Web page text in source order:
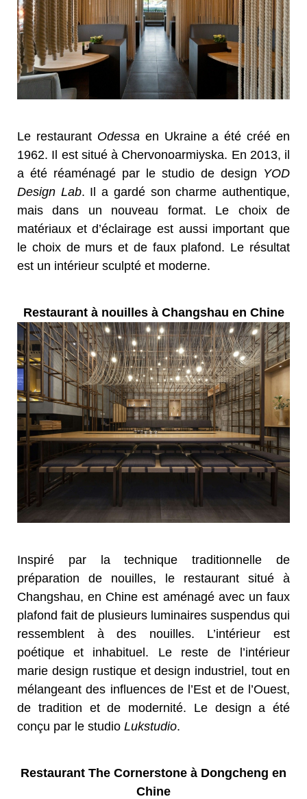
Le restaurant Odessa en Ukraine a été créé en
1962. Il est situé à Chervonoarmiyska. En 2013, il
a été réaménagé par le studio de design YOD
Design Lab. Il a gardé son charme authentique,
mais dans un nouveau format. Le choix de
matériaux et d’éclairage est aussi important que
le choix de murs et de faux plafond. Le résultat
est un intérieur sculpté et moderne.
Restaurant à nouilles à Changshau en Chine
Inspiré par la technique traditionnelle de
préparation de nouilles, le restaurant situé à
Changshau, en Chine est aménagé avec un faux
plafond fait de plusieurs luminaires suspendus qui
ressemblent à des nouilles. L’intérieur est
poétique et inhabituel. Le reste de l’intérieur
marie design rustique et design industriel, tout en
mélangeant des influences de l’Est et de l’Ouest,
de tradition et de modernité. Le design a été
conçu par le studio Lukstudio.
Restaurant The Cornerstone à Dongcheng en
Chine